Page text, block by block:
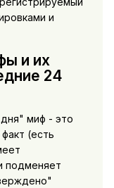
и
и их
24
миф - это
(есть
подменяет